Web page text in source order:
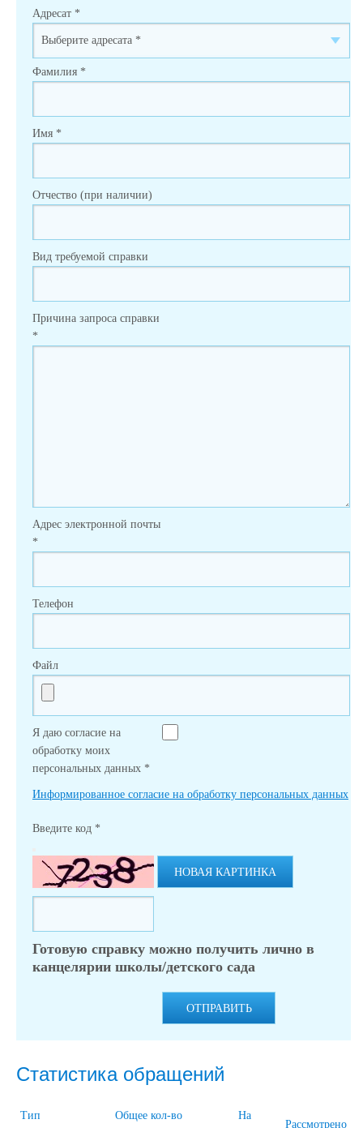
Адресат *
Фамилия *
Имя *
Отчество (при наличии)
Вид требуемой справки
Причина запроса справки
*
Адрес электронной почты
*
Телефон
Файл
Я даю согласие на
обработку моих
персональных данных *
Информированное согласие на обработку персональных данных
Введите код *
НОВАЯ КАРТИНКА
Готовую справку можно получить лично в
канцелярии школы/детского сада
ОТПРАВИТЬ
Статистика обращений
Тип
Общее кол-во
На
Рассмотрено